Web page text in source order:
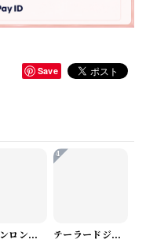
Save
Aラインロングワンピース（2color） A0908
4
テーラードジャケット＆ワイドパンツスーツwithスカーフ A0987